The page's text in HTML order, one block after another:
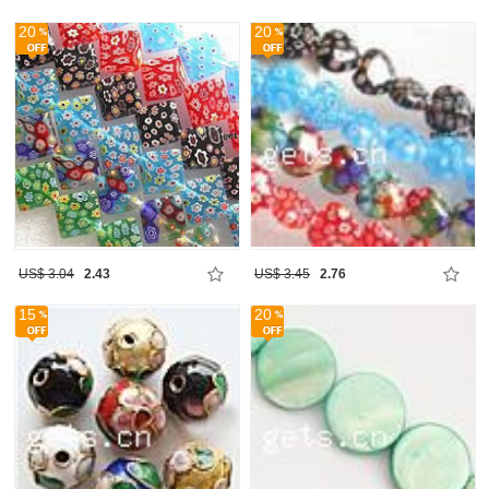
20
US$ 3.04 2.43
20
US$ 3.45 2.76
15 20